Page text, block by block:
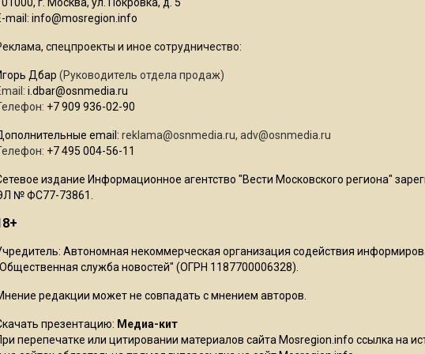
mail: info@mosregion.info
спецпроекты и иное сотрудничество:
Дбар (Руководитель отдела продаж)
i.dbar@osnmedia.ru
+7 909 936-02-90
email: reklama@osnmedia.ru, adv@osnmedia.ru
+7 495 004-56-11
издание Информационное агентство "Вести Московского региона"
№ ФС77-73861.
Автономная некоммерческая организация содействия
служба новостей" (ОГРН 1187700006328).
редакции может не совпадать с мнением авторов.
презентацию: Медиа-кит
перепечатке или цитировании материалов сайта Mosregion.info ссылка на